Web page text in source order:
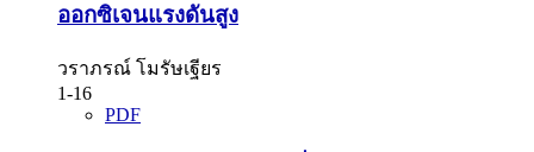
ออกซิเจนแรงดันสูง
วราภรณ์ โมรัษเฐียร
1-16
PDF